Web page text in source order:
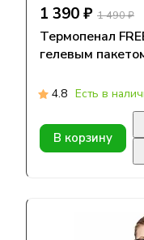
1 390 ₽ 1 490 ₽
Термопенал
гелевым
4.8 Есть в
В корзину